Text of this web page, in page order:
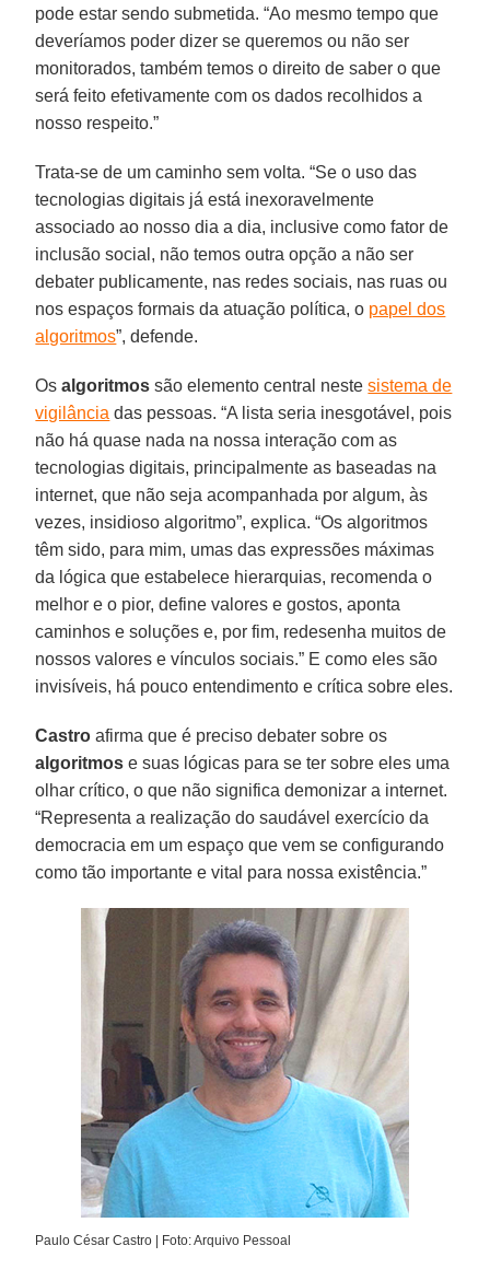
pode estar sendo submetida. “Ao mesmo tempo que
deveríamos poder dizer se queremos ou não ser
monitorados, também temos o direito de saber o que
será feito efetivamente com os dados recolhidos a
nosso respeito.”
Trata-se de um caminho sem volta. “Se o uso das
tecnologias digitais já está inexoravelmente
associado ao nosso dia a dia, inclusive como fator de
inclusão social, não temos outra opção a não ser
debater publicamente, nas redes sociais, nas ruas ou
nos espaços formais da atuação política, o papel dos
algoritmos”, defende.
Osalgoritmos são elemento central nestesistema de
vigilância das pessoas. “A lista seria inesgotável, pois
não há quase nada na nossa interação com as
tecnologias digitais, principalmente as baseadas na
internet, que não seja acompanhada por algum, às
vezes, insidioso algoritmo”, explica. “Os algoritmos
têm sido, para mim, umas das expressões máximas
da lógica que estabelece hierarquias, recomenda o
melhor e o pior, define valores e gostos, aponta
caminhos e soluções e, por fim, redesenha muitos de
nossos valores e vínculos sociais.” E como eles são
invisíveis, há pouco entendimento e crítica sobre eles.
Castro afirma que é preciso debater sobre os
algoritmos e suas lógicas para se ter sobre eles uma
olhar crítico, o que não significa demonizar a internet.
“Representa a realização do saudável exercício da
democracia em um espaço que vem se configurando
como tão importante e vital para nossa existência.”
Paulo César Castro | Foto: Arquivo Pessoal